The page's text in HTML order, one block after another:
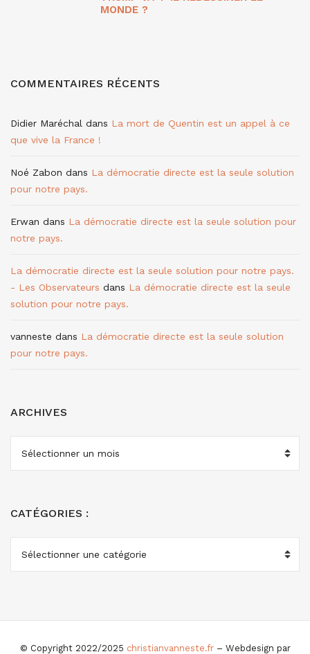
MONDE ?
COMMENTAIRES RÉCENTS
Didier Maréchal dans La mort de Quentin est un appel à ce
que vive la France !
Noé Zabon dans La démocratie directe est la seule solution
pour notre pays.
Erwan dans La démocratie directe est la seule solution pour
notre pays.
La démocratie directe est la seule solution pour notre pays.
- Les Observateurs dans La démocratie directe est la seule
solution pour notre pays.
vanneste dans La démocratie directe est la seule solution
pour notre pays.
ARCHIVES
CATÉGORIES :
© Copyright 2022/2025 christianvanneste.fr– Webdesign par